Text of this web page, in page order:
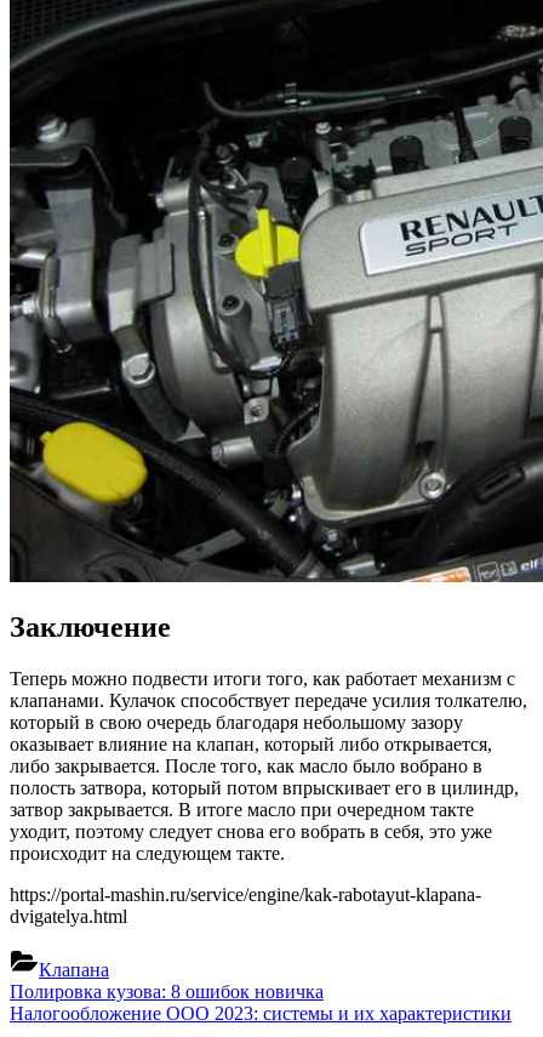
Заключение
Теперь можно подвести итоги того, как работает механизм с
клапанами. Кулачок способствует передаче усилия толкателю,
который в свою очередь благодаря небольшому зазору
оказывает влияние на клапан, который либо открывается,
либо закрывается. После того, как масло было вобрано в
полость затвора, который потом впрыскивает его в цилиндр,
затвор закрывается. В итоге масло при очередном такте
уходит, поэтому следует снова его вобрать в себя, это уже
происходит на следующем такте.
https://portal-mashin.ru/service/engine/kak-rabotayut-klapana-
dvigatelya.html
Клапана
Навигация
по
Previous
Post:
Полировка кузова: 8 ошибок новичка
Next
Налогообложение ООО 2023: системы и их характеристики